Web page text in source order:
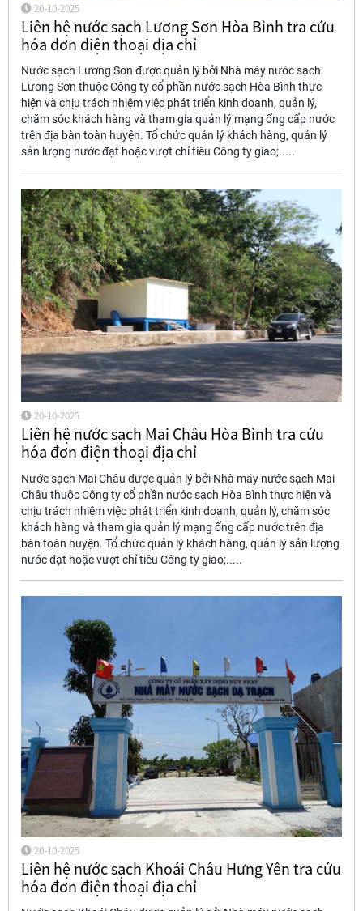
20-10-2025
Liên hệ nước sạch Lương Sơn Hòa Bình tra cứu
hóa đơn điện thoại địa chỉ
Nước sạch Lương Sơn được quản lý bởi Nhà máy nước sạch
Lương Sơn thuộc Công ty cổ phần nước sạch Hòa Bình thực
hiện và chịu trách nhiệm việc phát triển kinh doanh, quản lý,
chăm sóc khách hàng và tham gia quản lý mạng ống cấp nước
trên địa bàn toàn huyện. Tổ chức quản lý khách hàng, quản lý
sản lượng nước đạt hoặc vượt chỉ tiêu Công ty giao;.....
20-10-2025
Liên hệ nước sạch Mai Châu Hòa Bình tra cứu
hóa đơn điện thoại địa chỉ
Nước sạch Mai Châu được quản lý bởi Nhà máy nước sạch Mai
Châu thuộc Công ty cổ phần nước sạch Hòa Bình thực hiện và
chịu trách nhiệm việc phát triển kinh doanh, quản lý, chăm sóc
khách hàng và tham gia quản lý mạng ống cấp nước trên địa
bàn toàn huyện. Tổ chức quản lý khách hàng, quản lý sản lượng
nước đạt hoặc vượt chỉ tiêu Công ty giao;.....
20-10-2025
Liên hệ nước sạch Khoái Châu Hưng Yên tra cứu
hóa đơn điện thoại địa chỉ